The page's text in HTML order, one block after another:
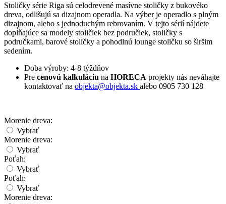
Stoličky série Riga sú celodrevené masívne stoličky z bukovéko
dreva, odlišujú sa dizajnom operadla. Na výber je operadlo s plným
dizajnom, alebo s jednoduchým rebrovaním. V tejto sérií nájdete
dopĺňajúce sa modely stoličiek bez područiek, stoličky s
područkami, barové stoličky a pohodlnú lounge stoličku so širšim
sedením.
Doba výroby: 4-8 týždňov
Pre cenovú kalkuláciu na HORECA projekty nás neváhajte
kontaktovať na objekta@objekta.sk alebo 0905 730 128
Morenie dreva:
Vybrať
Morenie dreva:
Vybrať
Poťah:
Vybrať
Poťah:
Vybrať
Morenie dreva: